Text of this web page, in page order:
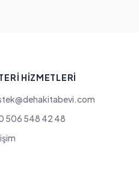
HIZMETLERI
506 548 42 48